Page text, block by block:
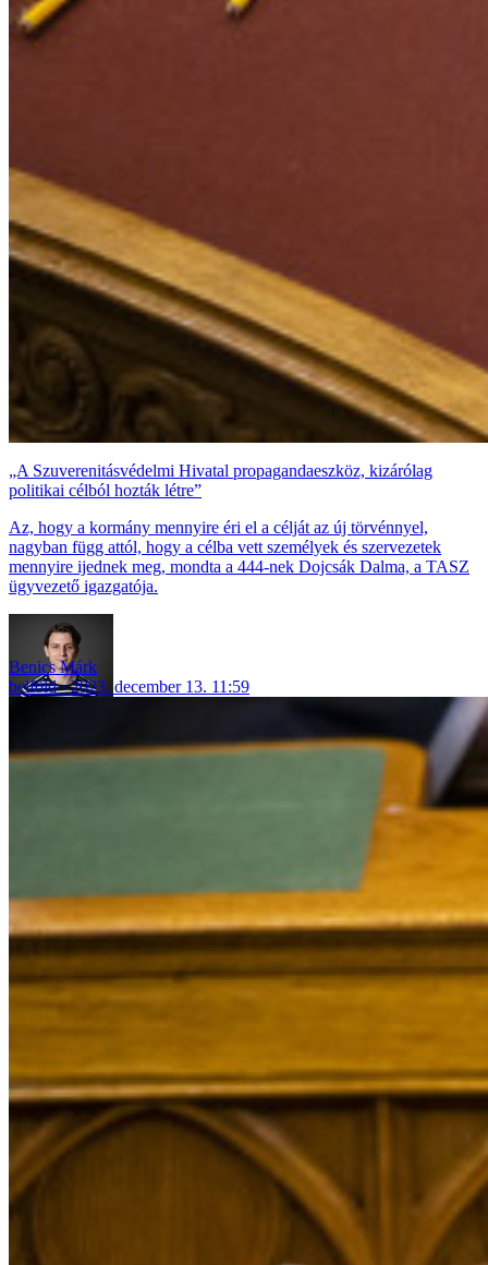
„A Szuverenitásvédelmi Hivatal propagandaeszköz, kizárólag
politikai célból hozták létre”
Az, hogy a kormány mennyire éri el a célját az új törvénnyel,
nagyban függ attól, hogy a célba vett személyek és szervezetek
mennyire ijednek meg, mondta a 444-nek Dojcsák Dalma, a TASZ
ügyvezető igazgatója.
Benics Márk
belföld
2023. december 13. 11:59